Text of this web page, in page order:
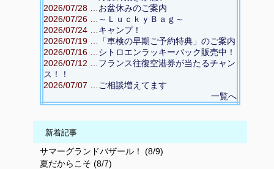
2026/07/28 … お盆休みのご案内
2026/07/26 …
～ＬｕｃｋｙＢａｇ～
2026/07/24 … キャンプ！
2026/07/19 …
「車検の早期ご予約特典」のご案内
2026/07/16 … シトロエンラッキーバック販売中！
2026/07/12 … フランス往復空港券が当たるチャン
ス！！
2026/07/07 …
ご相談増えてます
一覧へ
新着記事
サマーグランドバザール！ (8/9)
夏だからこそ (8/7)